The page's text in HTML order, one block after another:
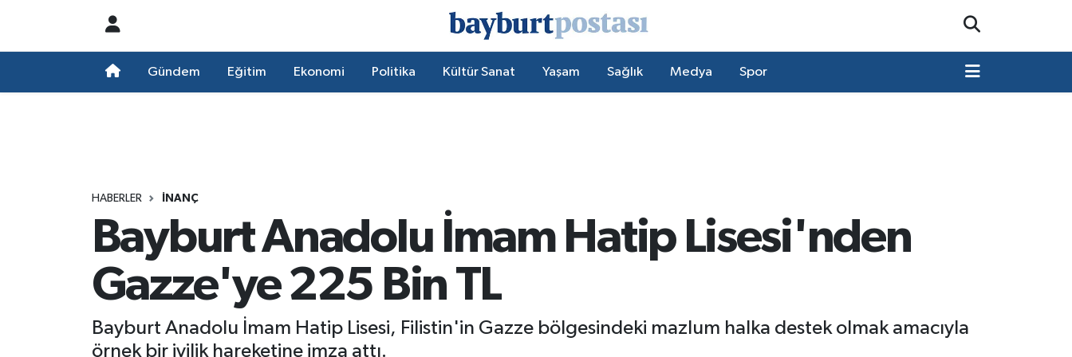
Gündem Eğitim Ekonomi Politika Kültür Sanat Yaşam Sağlık Medya Spor
HABERLER İNANÇ
Bayburt Anadolu İmam Hatip Lisesi'nden
Gazze'ye 225 Bin TL
Bayburt Anadolu İmam Hatip Lisesi, Filistin'in Gazze bölgesindeki mazlum halka destek olmak amacıyla
örnek bir iyilik hareketine imza attı.
Süper Lig Puan Durumu ve Fikstür
Tüm Manşetler
Son Dakika Haberleri
Haber Arşivi